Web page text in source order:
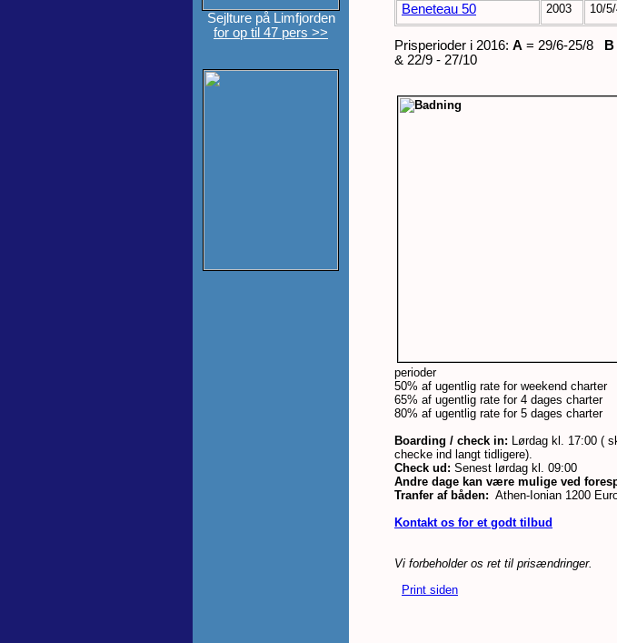
Sejlture på Limfjorden
for op til 47 pers >>
Beneteau 50 2003 10/
Prisperioder i 2016: A = 29/6-25/8 B
& 22/9 - 27/10
perioder
50% af ugentlig rate for weekend charter
65% af ugentlig rate for 4 dages charter
80% af ugentlig rate for 5 dages charter
Boarding / check in: Lørdag kl. 17:00 (
checke ind langt tidligere).
Check ud: Senest lørdag kl. 09:00
Andre dage kan være mulige ved
Tranfer af båden: Athen-Ionian 1200
Kontakt os for et godt tilbud
Vi forbeholder os ret til prisændringer.
Print siden